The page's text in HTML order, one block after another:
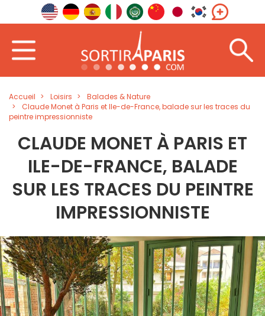
Accueil Loisirs
Balades & Nature
Claude Monet à Paris et Ile-de-France, balade sur les traces du
peintre impressionniste
CLAUDE MONET À PARIS ET
ILE-DE-FRANCE, BALADE
SUR LES TRACES DU PEINTRE
IMPRESSIONNISTE